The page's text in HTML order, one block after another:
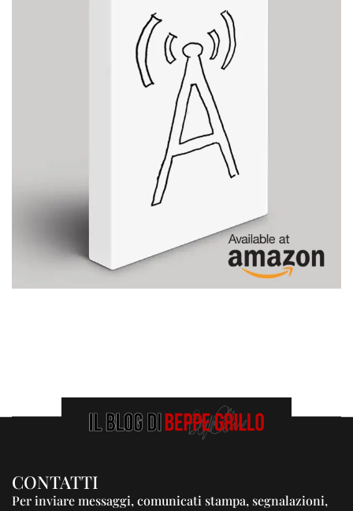
CONTATTI
Per inviare messaggi, comunicati stampa, segnalazioni,